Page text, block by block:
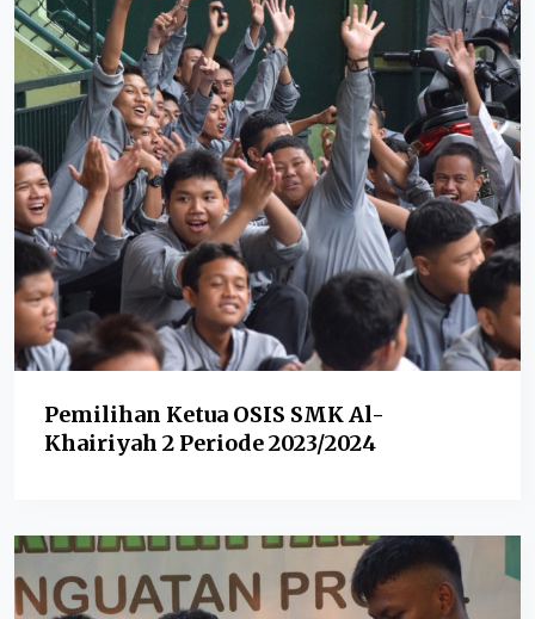
Pemilihan Ketua OSIS SMK Al-
Khairiyah 2 Periode 2023/2024